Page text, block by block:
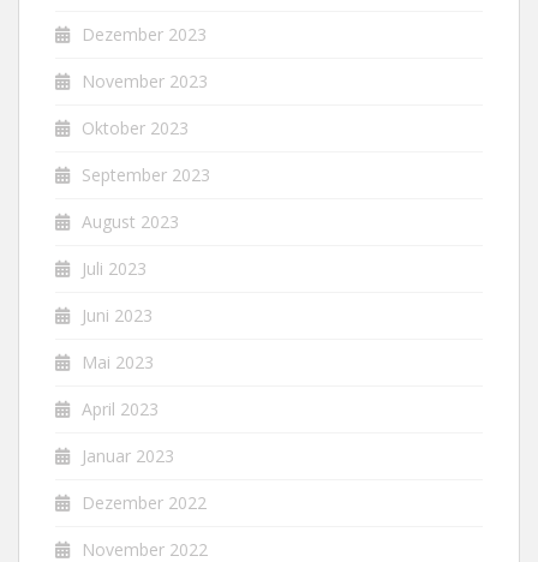
Dezember 2023
November 2023
Oktober 2023
September 2023
August 2023
Juli 2023
Juni 2023
Mai 2023
April 2023
Januar 2023
Dezember 2022
November 2022